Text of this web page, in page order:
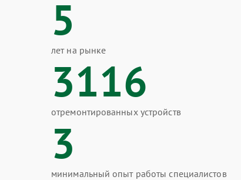
5
лет на рынке
3116
отремонтированных устройств
3
минимальный опыт работы специалистов